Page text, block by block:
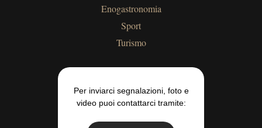
Enogastronomia
Sport
Turismo
Per inviarci segnalazioni, foto e
video puoi contattarci tramite: